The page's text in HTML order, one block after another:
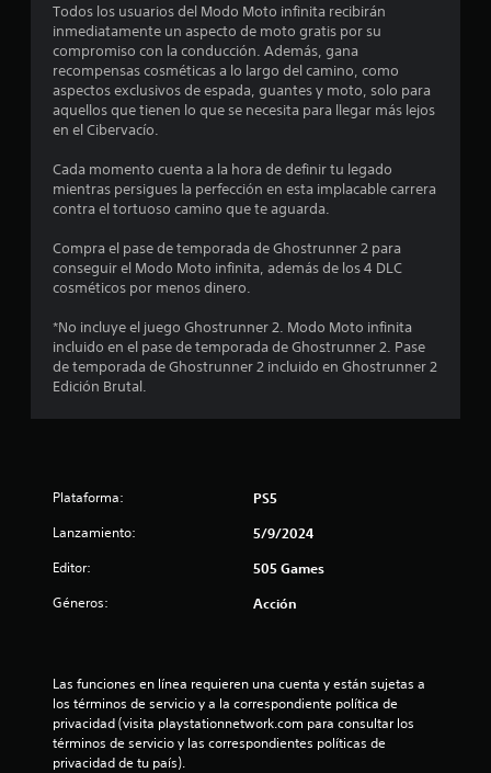
r
l
a
d
c
s
t
Todos los usuarios del Modo Moto infinita recibirán
inmediatamente un aspecto de moto gratis por su
compromiso con la conducción. Además, gana
recompensas cosméticas a lo largo del camino, como
aspectos exclusivos de espada, guantes y moto, solo para
aquellos que tienen lo que se necesita para llegar más lejos
en el Cibervacío.
Cada momento cuenta a la hora de definir tu legado
mientras persigues la perfección en esta implacable carrera
contra el tortuoso camino que te aguarda.
Compra el pase de temporada de Ghostrunner 2 para
conseguir el Modo Moto infinita, además de los 4 DLC
cosméticos por menos dinero.
*No incluye el juego Ghostrunner 2. Modo Moto infinita
incluido en el pase de temporada de Ghostrunner 2. Pase
de temporada de Ghostrunner 2 incluido en Ghostrunner 2
Edición Brutal.
Plataforma: PS5
Lanzamiento: 5/9/2024
Editor: 505 Games
Géneros: Acción
Las funciones en línea requieren una cuenta y están sujetas a
los términos de servicio y a la correspondiente política de
privacidad (visita playstationnetwork.com para consultar los
términos de servicio y las correspondientes políticas de
privacidad de tu país).